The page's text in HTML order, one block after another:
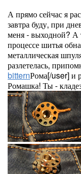
А прямо сейчас я
завтра буду, при
меня - выходной? А
процессе шитья
металлическая
разлетелась,
bitternРома[/user] и
Ромашка! Ты -